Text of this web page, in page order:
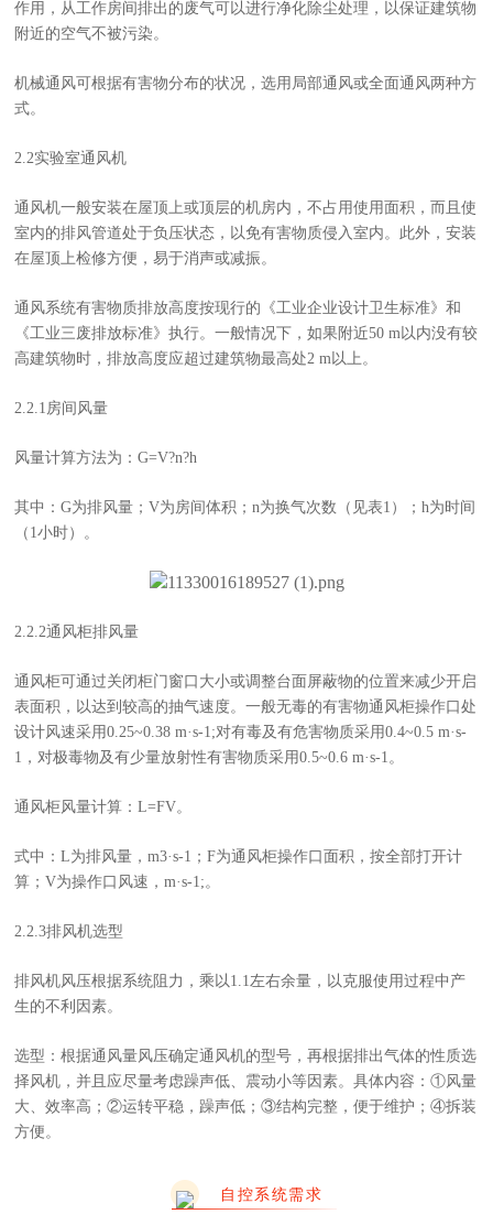
作用，从工作房间排出的废气可以进行净化除尘处理，以保证建筑物
附近的空气不被污染。
机械通风可根据有害物分布的状况，选用局部通风或全面通风两种方
式。
2.2实验室通风机
通风机一般安装在屋顶上或顶层的机房内，不占用使用面积，而且使
室内的排风管道处于负压状态，以免有害物质侵入室内。此外，安装
在屋顶上检修方便，易于消声或减振。
通风系统有害物质排放高度按现行的《工业企业设计卫生标准》和
《工业三废排放标准》执行。一般情况下，如果附近50 m以内没有较
高建筑物时，排放高度应超过建筑物最高处2 m以上。
2.2.1房间风量
风量计算方法为：G=V?n?h
其中：G为排风量；V为房间体积；n为换气次数（见表1）；h为时间
（1小时）。
2.2.2通风柜排风量
通风柜可通过关闭柜门窗口大小或调整台面屏蔽物的位置来减少开启
表面积，以达到较高的抽气速度。一般无毒的有害物通风柜操作口处
设计风速采用0.25~0.38 m·s-1;对有毒及有危害物质采用0.4~0.5 m·s-
1，对极毒物及有少量放射性有害物质采用0.5~0.6 m·s-1。
通风柜风量计算：L=FV。
式中：L为排风量，m3·s-1；F为通风柜操作口面积，按全部打开计
算；V为操作口风速，m·s-1;。
2.2.3排风机选型
排风机风压根据系统阻力，乘以1.1左右余量，以克服使用过程中产
生的不利因素。
选型：根据通风量风压确定通风机的型号，再根据排出气体的性质选
择风机，并且应尽量考虑躁声低、震动小等因素。具体内容：①风量
大、效率高；②运转平稳，躁声低；③结构完整，便于维护；④拆装
方便。
自控系统需求